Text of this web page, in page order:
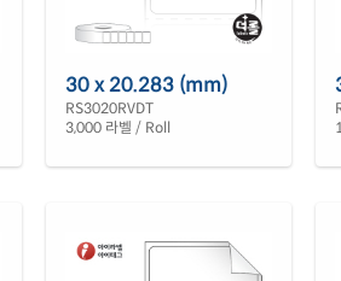
30 x 20.283 (mm)
RS3020RVDT
3,000 라벨 / Roll